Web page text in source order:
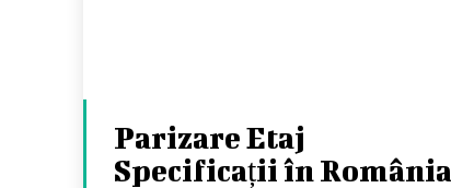
Parizare Etaj
Specificații în România